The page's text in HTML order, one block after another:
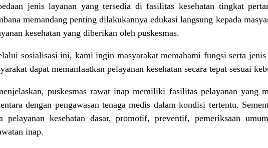
jenis layanan yang tersedia di fasilitas kesehatan tingkat
memandang penting dilakukannya edukasi langsung kepada
kesehatan yang diberikan oleh puskesmas.
sosialisasi ini, kami ingin masyarakat memahami fungsi serta jenis
dapat memanfaatkan pelayanan kesehatan secara tepat sesuai
puskesmas rawat inap memiliki fasilitas pelayanan yang
dengan pengawasan tenaga medis dalam kondisi tertentu.
pelayanan kesehatan dasar, promotif, preventif, pemeriksaan
inap.